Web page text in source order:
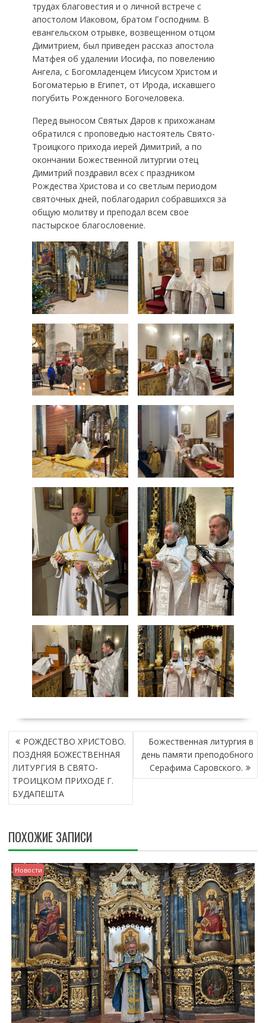
трудах благовестия и о личной встрече с
апостолом Иаковом, братом Господним. В
евангельском отрывке, возвещенном отцом
Димитрием, был приведен рассказ апостола
Матфея об удалении Иосифа, по повелению
Ангела, с Богомладенцем Иисусом Христом и
Богоматерью в Египет, от Ирода, искавшего
погубить Рожденного Богочеловека.
Перед выносом Святых Даров к прихожанам
обратился с проповедью настоятель Свято-
Троицкого прихода иерей Димитрий, а по
окончании Божественной литургии отец
Димитрий поздравил всех с праздником
Рождества Христова и со светлым периодом
святочных дней, поблагодарил собравшихся за
общую молитву и преподал всем свое
пастырское благословение.
Н
А
В
И
А
И
Я
П
О
З
А
П
И
С
Я
М
РОЖДЕСТВО ХРИСТОВО.
ПОЗДНЯЯ БОЖЕСТВЕННАЯ
ЛИТУРГИЯ В СВЯТО-
ТРОИЦКОМ ПРИХОДЕ Г.
БУДАПЕШТА
Божественная литургия в
день памяти преподобного
Серафима Саровского.
ПОХОЖИЕ ЗАПИСИ
Новости